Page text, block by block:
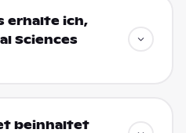
erhalte ich,
Sciences
beinhaltet